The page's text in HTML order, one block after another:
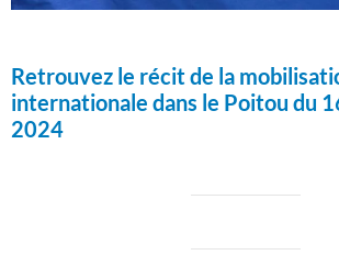
Retrouvez le récit de la
internationale dans le Poitou du
2024